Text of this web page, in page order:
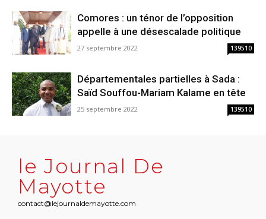
Comores : un ténor de l’opposition
appelle à une désescalade politique
27 septembre 2022 139510
Départementales partielles à Sada :
Saïd Souffou-Mariam Kalame en tête
25 septembre 2022 139510
le Journal De
Mayotte
contact@lejournaldemayotte.com